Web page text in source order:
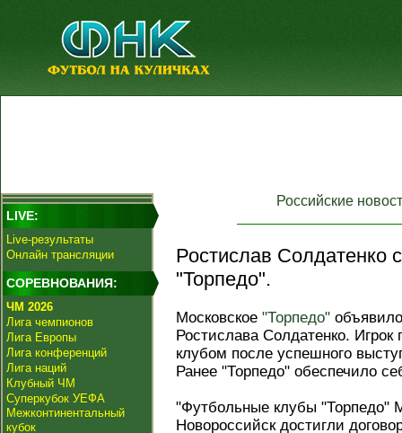
LIVE:
Live-результаты
Онлайн трансляции
СОРЕВНОВАНИЯ:
ЧМ 2026
Лига чемпионов
Лига Европы
Лига конференций
Лига наций
Клубный ЧМ
Суперкубок УЕФА
Межконтинентальный
кубок
Российские
Ростислав Солдатенко
"Торпедо".
Московское "Торпедо"
Ростислава Солдатенко.
клубом после успешного
Ранее "Торпедо" обеспечило
"Футбольные клубы "Торпедо"
Новороссийск достигли